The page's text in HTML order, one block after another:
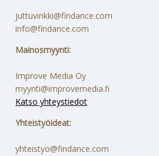
juttuvinkki@findance.com
info@findance.com
Mainosmyynti:
Improve Media Oy
myynti@improvemedia.fi
Katso yhteystiedot
Yhteistyöideat:
yhteistyo@findance.com